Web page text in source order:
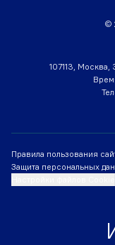
©
107113, Москва,
Правила пользования
Защита персональных